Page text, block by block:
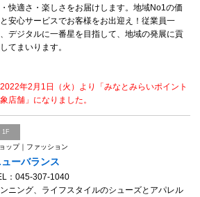
快適さ・楽しさをお届けします。地域No1の価
安心サービスでお客様をお出迎え！従業員一
デジタルに一番星を目指して、地域の発展に貢
てまいります。
年2月1日（火）より「みなとみらいポイント
店舗」になりました。
1F
ップ｜ファッション
ューバランス
：045-307-1040
ニング、ライフスタイルのシューズとアパレル